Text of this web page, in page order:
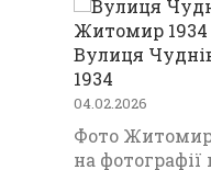
Вулиця
1934
04.02.2026
Фото
на